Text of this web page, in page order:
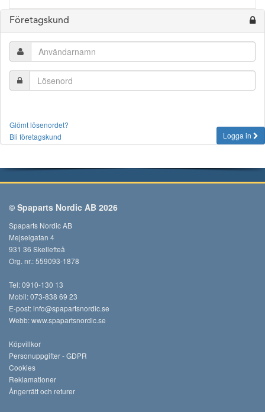
Företagskund
Glömt lösenordet?
Bli företagskund
Logga in
© Spaparts Nordic AB 2026
Spaparts Nordic AB
Mejselgatan 4
931 36 Skellefteå
Org. nr.: 559093-1878
Tel: 0910-130 13
Mobil: 073-838 69 23
E-post:info@spapartsnordic.se
Webb:www.spapartsnordic.se
Köpvillkor
Personuppgifter - GDPR
Cookies
Reklamationer
Ångerrätt och returer